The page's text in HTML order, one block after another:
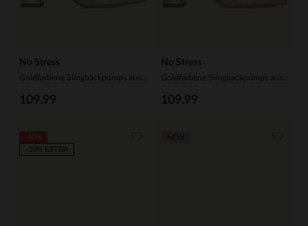
No Stress
109.99
No Stress
109.99
-10% EXTRA